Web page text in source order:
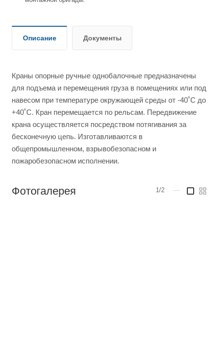
Описание Документы
Краны опорные ручные однобалочные предназначены
для подъема и перемещения груза в помещениях или под
навесом при температуре окружающей среды от -40˚С до
+40˚С. Кран перемещается по рельсам. Передвижение
крана осуществляется посредством потягивания за
бесконечную цепь. Изготавливаются в
общепромышленном, взрывобезопасном и
пожаробезопасном исполнении.
Фотогалерея 1/2 —